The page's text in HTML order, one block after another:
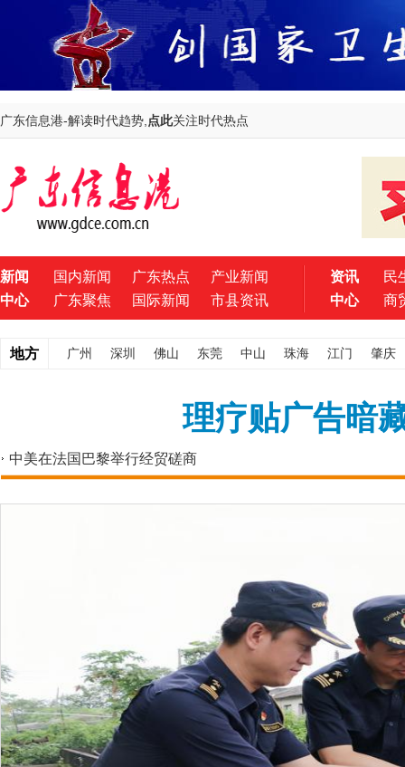
广东信息港-解读时代趋势, 点此关注时代热点
新闻 国内新闻 广东热点
产业新闻
中心
广东聚焦 国际新闻 市县资讯
资讯
民
中心
商
地方 广州 深圳 佛山 东莞 中山 珠海 江门 肇庆
理疗贴广告暗
中美在法国巴黎举行经贸磋商